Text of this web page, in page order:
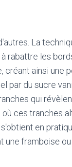
La
rabattre les
créant ainsi une
par du sucre
qui
ces tranches
en
une framboise ou